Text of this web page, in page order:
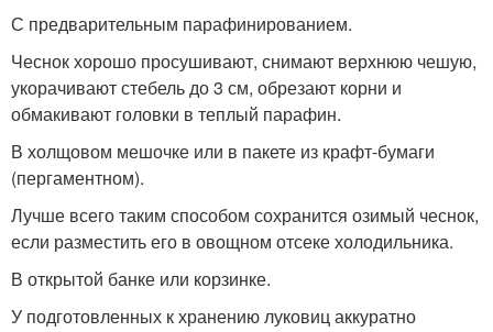
С предварительным парафинированием.
Чеснок хорошо просушивают, снимают верхнюю чешую,
укорачивают стебель до 3 см, обрезают корни и
обмакивают головки в теплый парафин.
В холщовом мешочке или в пакете из крафт-бумаги
(пергаментном).
Лучше всего таким способом сохранится озимый чеснок,
если разместить его в овощном отсеке холодильника.
В открытой банке или корзинке.
У подготовленных к хранению луковиц аккуратно